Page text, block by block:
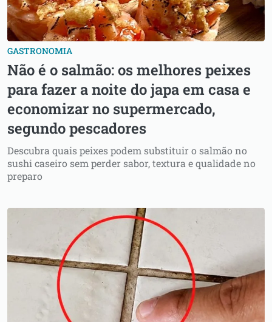
GASTRONOMIA
Não é o salmão: os melhores peixes
para fazer a noite do japa em casa e
economizar no supermercado,
segundo pescadores
Descubra quais peixes podem substituir o salmão no
sushi caseiro sem perder sabor, textura e qualidade no
preparo